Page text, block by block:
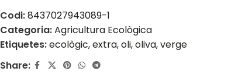
Codi:8437027943089-1
Categoria:Agricultura Ecològica
Etiquetes:ecològic,extra,oli,oliva,verge
Share: